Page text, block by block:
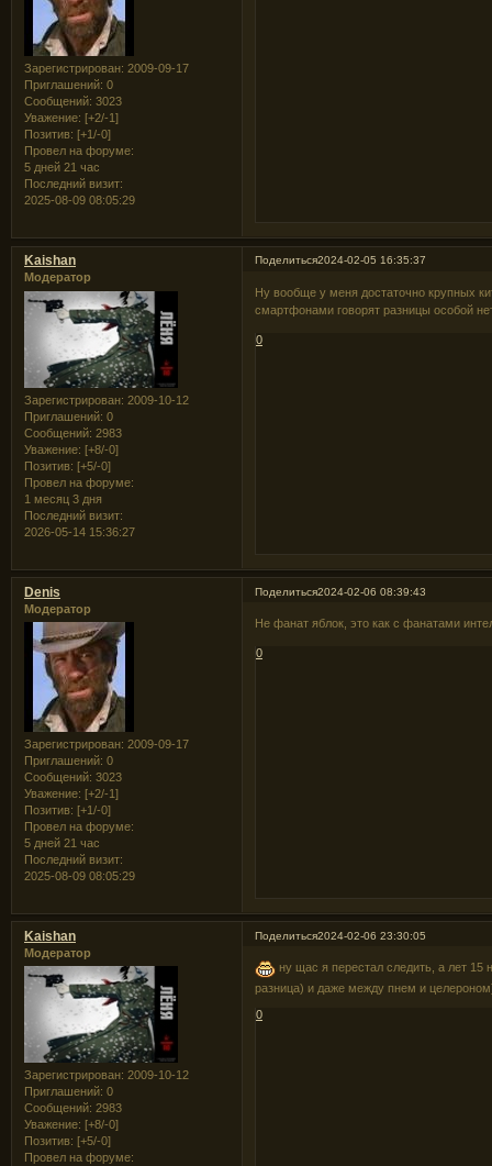
Зарегистрирован: 2009-09-17
Приглашений: 0
Сообщений: 3023
Уважение: [+2/-1]
Позитив: [+1/-0]
Провел на форуме:
5 дней 21 час
Последний визит:
2025-08-09 08:05:29
Поделиться2024-02-05 16:35:37
Kaishan
Модератор
Зарегистрирован: 2009-10-12
Приглашений: 0
Сообщений: 2983
Уважение: [+8/-0]
Позитив: [+5/-0]
Провел на форуме:
1 месяц 3 дня
Последний визит:
2026-05-14 15:36:27
Ну вообще у меня достаточно крупных
смартфонами говорят разницы особой
0
Поделиться2024-02-06 08:39:43
Denis
Модератор
Зарегистрирован: 2009-09-17
Приглашений: 0
Сообщений: 3023
Уважение: [+2/-1]
Позитив: [+1/-0]
Провел на форуме:
5 дней 21 час
Последний визит:
2025-08-09 08:05:29
Не фанат яблок, это как с фанатами
0
Поделиться2024-02-06 23:30:05
Kaishan
Модератор
Зарегистрирован: 2009-10-12
Приглашений: 0
Сообщений: 2983
Уважение: [+8/-0]
Позитив: [+5/-0]
Провел на форуме:
ну щас я перестал следить, а лет 15
разница) и даже между пнем и
0